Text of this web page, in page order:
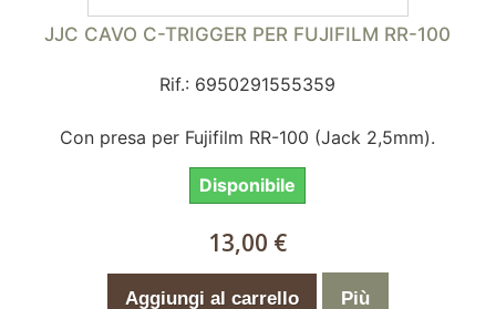
JJC CAVO C-TRIGGER PER FUJIFILM RR-100
Rif.: 6950291555359
Con presa per Fujifilm RR-100 (Jack 2,5mm).
Disponibile
13,00 €
Aggiungi al carrello Più